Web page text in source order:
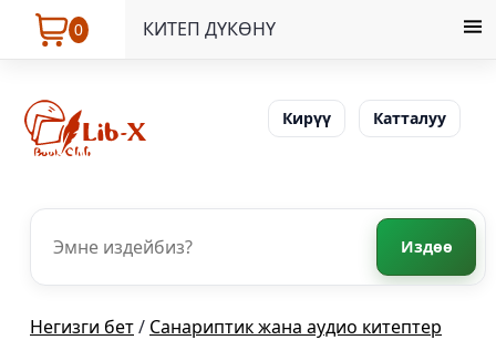
0 КИТЕП ДҮКӨНҮ
Кирүү Катталуу
Издөө
Негизги бет/ Санариптик жана аудио китептер